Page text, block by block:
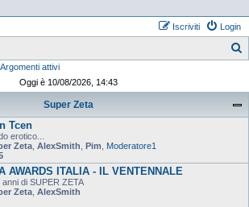
Login
Iscriviti
Argomenti attivi
Oggi è 10/08/2026, 14:43
Super Zeta
Tcen
erotico...
Zeta AlexSmith Pim
Moderatore1
AWARDS ITALIA - IL VENTENNALE
di SUPER ZETA
Zeta AlexSmith